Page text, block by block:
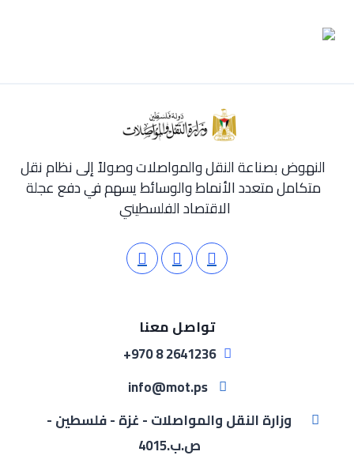
النهوض بصناعة النقل والمواصلات وصولاً إلى نظام نقل
متكامل متعدد الأنماط والوسائط يسهم في دفع عجلة
الاقتصاد الفلسطيني
تواصل معنا
2641236 8 970+
info@mot.ps
وزارة النقل والمواصلات - غزة - فلسطين -
ص.ب.4015